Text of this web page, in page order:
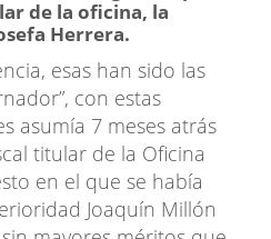
de la oficina, la
Herrera.
esas han sido las
con estas
asumía 7 meses atrás
titular de la Oficina
en el que se había
Joaquín Millón